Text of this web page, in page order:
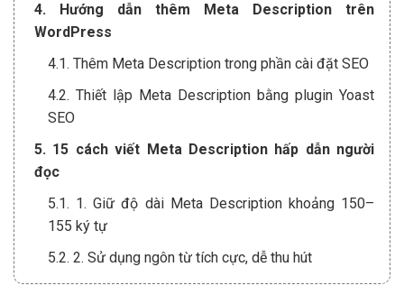
4. Hướng dẫn thêm Meta Description trên
WordPress
4.1. Thêm Meta Description trong phần cài đặt SEO
4.2. Thiết lập Meta Description bằng plugin Yoast
SEO
5. 15 cách viết Meta Description hấp dẫn người
đọc
5.1. 1. Giữ độ dài Meta Description khoảng 150–
155 ký tự
5.2. 2. Sử dụng ngôn từ tích cực, dễ thu hút
5.3. 3. Lồng ghép lời kêu gọi hành động (CTA) hợp lý